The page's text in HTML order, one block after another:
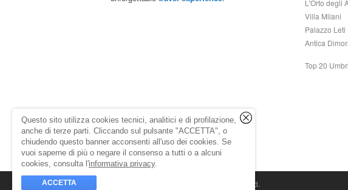
L'Orto degli
Villa Milani
Palazzo Leti
Antica
Top 20
. All rights reserved.
Questo sito utilizza cookies tecnici, analitici e di profilazione,
anche di terze parti. Cliccando sul pulsante "ACCETTA", o
chiudendo questo banner acconsenti all'uso dei cookies. Se
vuoi saperne di più o negare il consenso a tutti o a alcuni
cookies, consulta l'informativa privacy.
ACCETTA